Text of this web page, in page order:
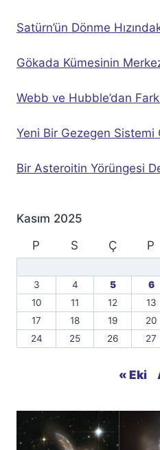
Satürn’ün Dönme
Gökada Kümesinin
Webb ve Hubble’dan
Yeni Bir Gezegen Sistemi
Bir Asteroitin Yörüngesi
Kasım 2025
P
S Ç P
3
4 5 6
10
11 12 13
17
18 19 20
24
25 26 27
« Eki